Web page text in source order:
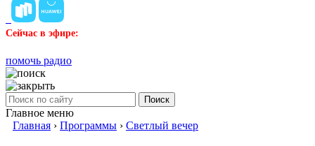
Сейчас в эфире:
помочь радио
Поиск
Главное меню
Главная › Программы › Светлый вечер